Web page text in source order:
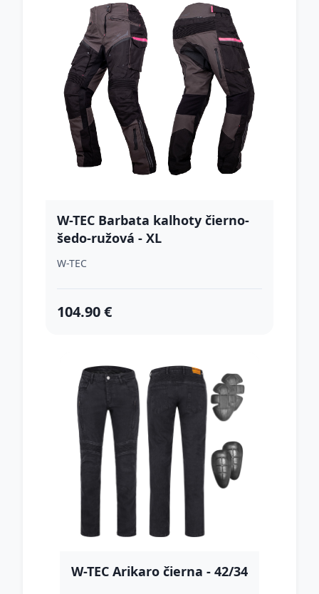
W-TEC Barbata kalhoty čierno-
šedo-ružová - XL
W-TEC
104.90 €
W-TEC Arikaro čierna - 42/34